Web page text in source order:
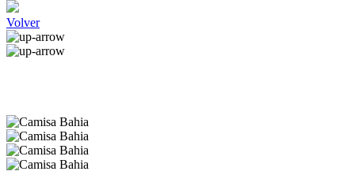
Volver